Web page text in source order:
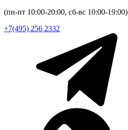
(пн-пт 10:00-20:00, сб-вс 10:00-19:00)
+7(495) 256 2332